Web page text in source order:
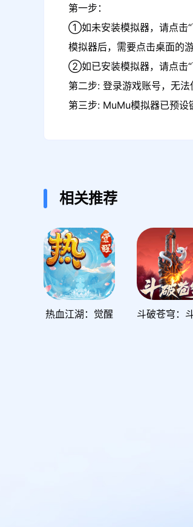
第一步：
①如未安装模拟器，请点击“
模拟器后，需要点击桌面的
②如已安装模拟器，请点击“
第二步: 登录游戏账号，无
第三步: MuMu模拟器已预
相关推荐
热血江湖：觉醒